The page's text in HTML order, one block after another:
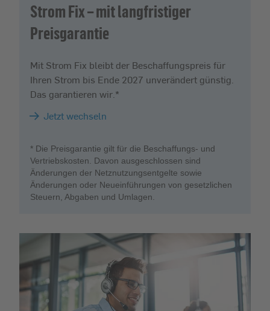
Strom Fix – mit langfristiger
Preisgarantie
Mit Strom Fix bleibt der Beschaffungspreis für
Ihren Strom bis Ende 2027 unverändert günstig.
Das garantieren wir.*
Jetzt wechseln
* Die Preisgarantie gilt für die Beschaffungs- und
Vertriebskosten. Davon ausgeschlossen sind
Änderungen der Netznutzungsentgelte sowie
Änderungen oder Neueinführungen von gesetzlichen
Steuern, Abgaben und Umlagen.